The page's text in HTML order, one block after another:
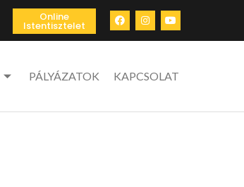
Online
Istentisztelet
PÁLYÁZATOK KAPCSOLAT